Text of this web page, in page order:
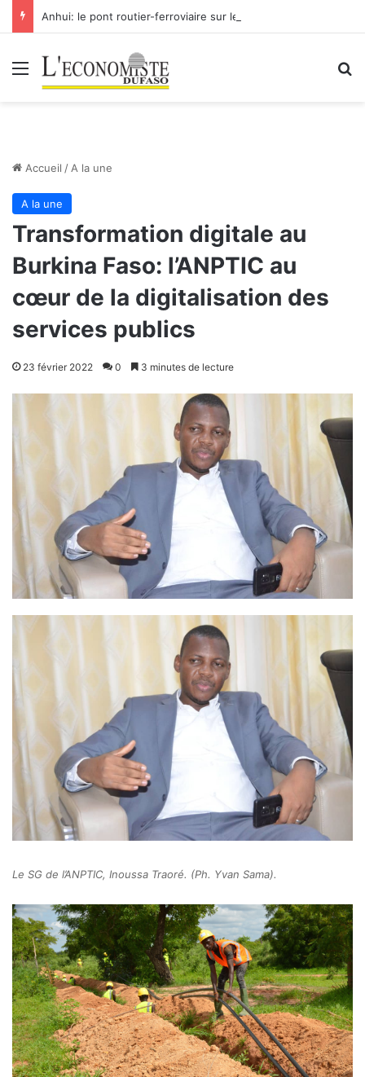
Menu
Accueil / A la une
A la une
Transformation digitale au
Burkina Faso: l’ANPTIC au
cœur de la digitalisation des
services publics
23 février 2022 0 3 minutes de lecture
Le SG de l’ANPTIC, Inoussa Traoré. (Ph. Yvan Sama).